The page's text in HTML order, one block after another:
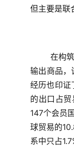
但主要是联
在构
输出商品，
经历也印证
的出口占贸
147个会员
球贸易的
系中只占